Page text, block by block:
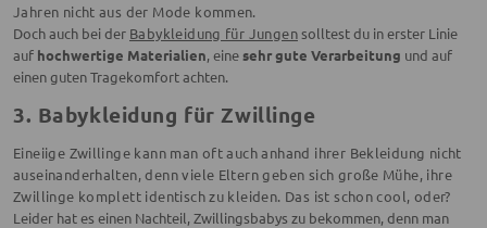
Jahren nicht aus der Mode kommen.
Doch auch bei der Babykleidung für Jungensolltest du in erster Linie
auf hochwertige Materialien, einesehr gute Verarbeitung und auf
einen guten Tragekomfort achten.
3. Babykleidung für Zwillinge
Eineiige Zwillinge kann man oft auch anhand ihrer Bekleidung nicht
auseinanderhalten, denn viele Eltern geben sich große Mühe, ihre
Zwillinge komplett identisch zu kleiden. Das ist schon cool, oder?
Leider hat es einen Nachteil, Zwillingsbabys zu bekommen, denn man